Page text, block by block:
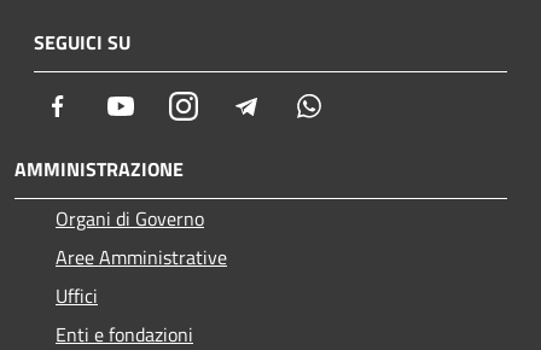
SEGUICI SU
Facebook YoutubeInstagram Telegram
AMMINISTRAZIONE
Organi di Governo
Aree Amministrative
Uffici
Enti e fondazioni